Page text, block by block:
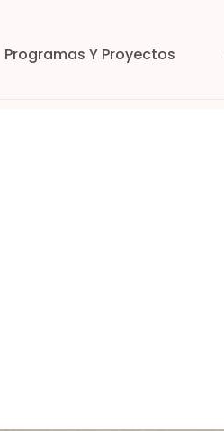
Programas Y Proyectos